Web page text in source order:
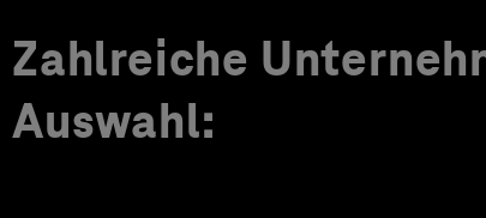
Zahlreiche
Auswahl: